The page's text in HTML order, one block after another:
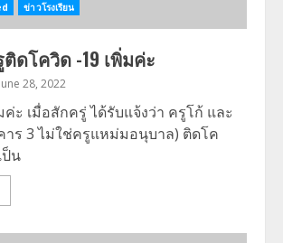
ข่าวโรงเรียน
ดโควิด -19 เพิ่มค่ะ
June 28, 2022
ค่ะ เมื่อสักครู่ ได้รับแจ้งว่า ครูโก้ และ
ร 3 ไม่ใช่ครูแหม่มอนุบาล) ติดโค
ป็น